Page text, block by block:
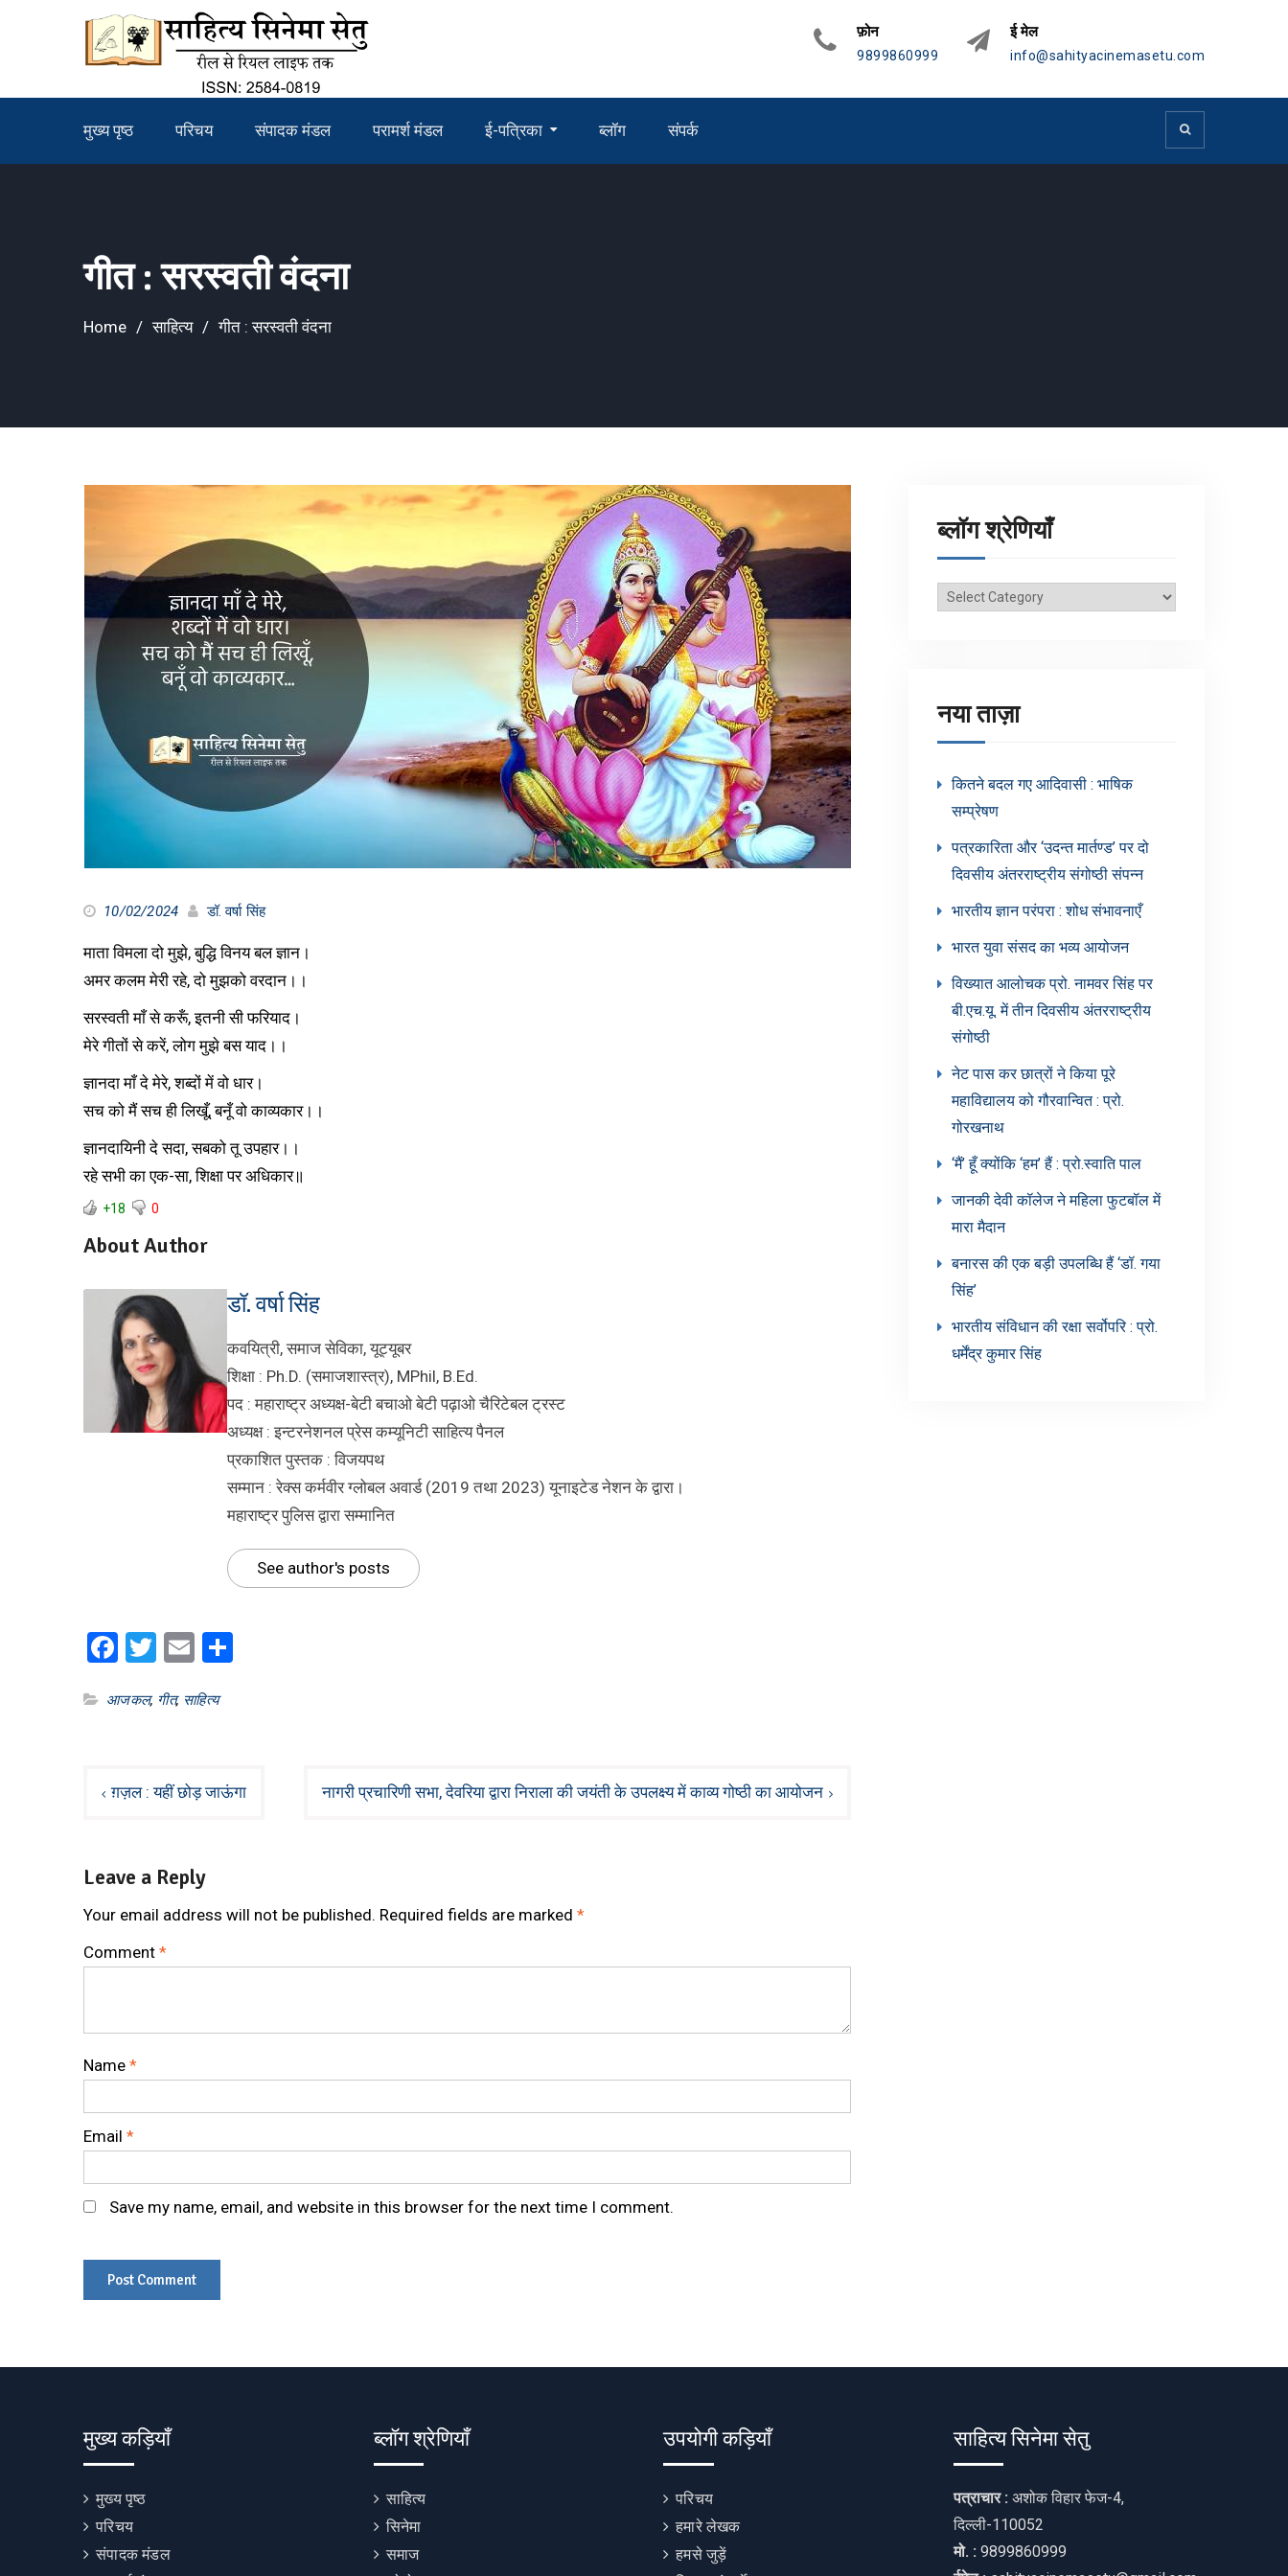
फ़ोन
9899860999
ई मेल
info@sahityacinemasetu.com
मुख्य पृष्ठ परिचय संपादक मंडल परामर्श मंडल ई-पत्रिका ब्लॉग संपर्क
गीत : सरस्वती वंदना
Home साहित्य गीत : सरस्वती वंदना
10/02/2024 डॉ. वर्षा सिंह
माता विमला दो मुझे, बुद्धि विनय बल ज्ञान।
अमर कलम मेरी रहे, दो मुझको वरदान।।
सरस्वती माँ से करूँ, इतनी सी फरियाद।
मेरे गीतों से करें, लोग मुझे बस याद।।
ज्ञानदा माँ दे मेरे, शब्दों में वो धार।
सच को मैं सच ही लिखूँ, बनूँ वो काव्यकार।।
ज्ञानदायिनी दे सदा, सबको तू उपहार।।
रहे सभी का एक-सा, शिक्षा पर अधिकार॥
+18 0
About Author
डॉ. वर्षा सिंह
कवयित्री, समाज सेविका, यूट्यूबर
शिक्षा : Ph.D. (समाजशास्त्र), MPhil, B.Ed.
पद : महाराष्ट्र अध्यक्ष-बेटी बचाओ बेटी पढ़ाओ चैरिटेबल ट्रस्ट
अध्यक्ष : इन्टरनेशनल प्रेस कम्यूनिटी साहित्य पैनल
प्रकाशित पुस्तक : विजयपथ
सम्मान : रेक्स कर्मवीर ग्लोबल अवार्ड (2019 तथा 2023) यूनाइटेड नेशन के द्वारा।
महाराष्ट्र पुलिस द्वारा सम्मानित
See author's posts
Facebook
Twitter
Email
आजकल, गीत, साहित्य
Postग़ज़ल : यहीं छोड़ जाऊंगा नागरी प्रचारिणी सभा, देवरिया द्वारा निराला की जयंती के उपलक्ष्य में काव्य गोष्ठी का आयोजन
Leave a Reply
Your email address will not be published. Required fields are marked *
Comment *
Name *
Email *
Save my name, email, and website in this browser for the next time I comment.
ब्लॉग श्रेणियाँ
ब्लॉग
नया ताज़ा
कितने बदल गए आदिवासी : भाषिक
सम्प्रेषण
पत्रकारिता और ‘उदन्त मार्तण्ड’ पर दो
दिवसीय अंतरराष्ट्रीय संगोष्ठी संपन्न
भारतीय ज्ञान परंपरा : शोध संभावनाएँ
भारत युवा संसद का भव्य आयोजन
विख्यात आलोचक प्रो. नामवर सिंह पर
बी.एच.यू. में तीन दिवसीय अंतरराष्ट्रीय
संगोष्ठी
नेट पास कर छात्रों ने किया पूरे
महाविद्यालय को गौरवान्वित : प्रो.
गोरखनाथ
‘मैं’ हूँ क्योंकि ‘हम’ हैं : प्रो.स्वाति पाल
जानकी देवी कॉलेज ने महिला फुटबॉल में
मारा मैदान
बनारस की एक बड़ी उपलब्धि हैं ‘डॉ. गया
सिंह’
भारतीय संविधान की रक्षा सर्वोपरि : प्रो.
धर्मेंद्र कुमार सिंह
मुख्य कड़ियाँ
मुख्य पृष्ठ
परिचय
संपादक मंडल
ब्लॉग श्रेणियाँ
साहित्य
सिनेमा
समाज
उपयोगी कड़ियाँ
परिचय
हमारे लेखक
हमसे जुड़ें
साहित्य सिनेमा सेतु
पत्राचार : अशोक विहार फेज-4,
दिल्ली-110052
मो. : 9899860999